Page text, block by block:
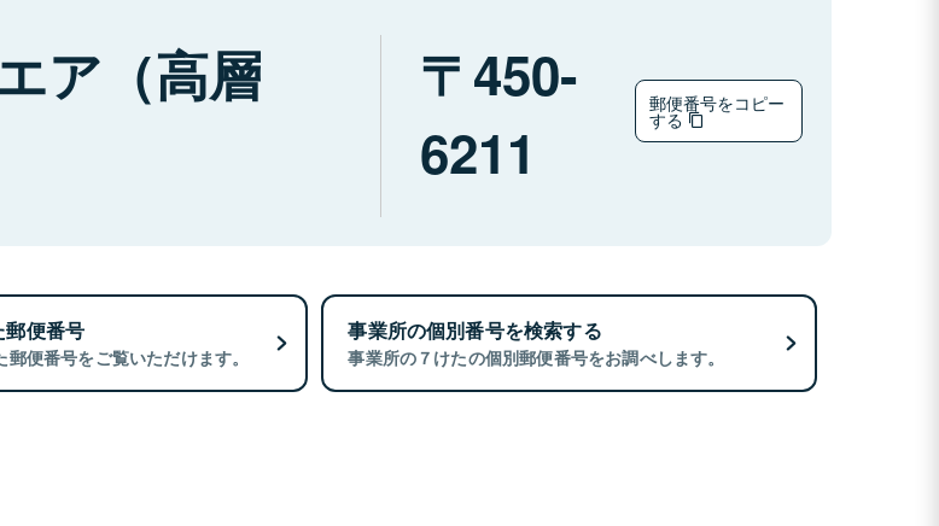
ア（高層
450-
6211
郵便番号をコピー
する
郵便番号
便番号をご覧いただけます。
事業所の個別番号を検索する
事業所の７けたの個別郵便番号をお調べします。